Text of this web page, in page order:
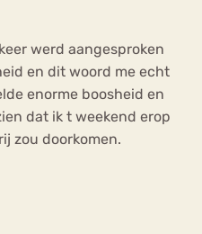
werd aangesproken
en dit woord me echt
enorme boosheid en
dat ik t weekend erop
zou doorkomen.